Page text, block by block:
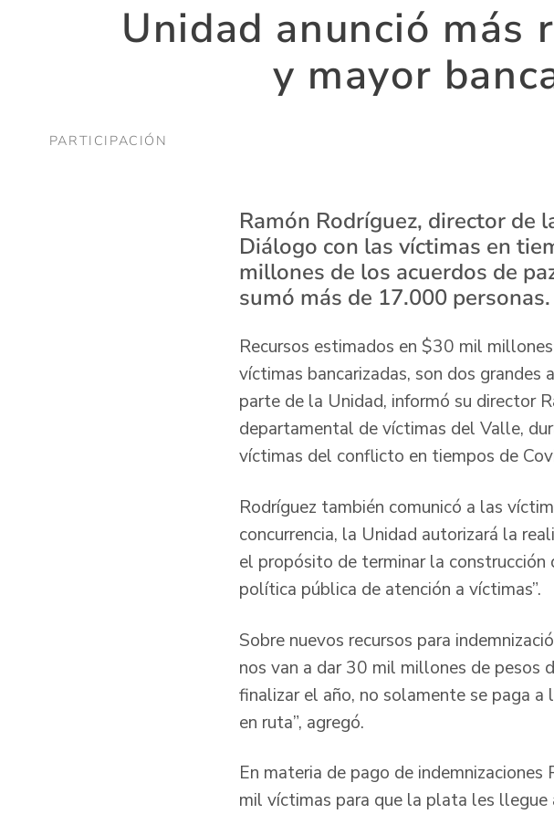
Unidad anunció más
y mayor
PARTICIPACIÓN
Ramón Rodríguez, director de
Diálogo con las víctimas en
millones de los acuerdos de
sumó más de 17.000 personas.
Recursos estimados en $30 mil
víctimas bancarizadas, son dos
parte de la Unidad, informó su director
departamental de víctimas del Valle,
víctimas del conflicto en tiempos de
Rodríguez también comunicó a las
concurrencia, la Unidad autorizará la
el propósito de terminar la
política pública de atención a víctimas”.
Sobre nuevos recursos para
nos van a dar 30 mil millones de pesos
finalizar el año, no solamente se paga
en ruta”, agregó.
En materia de pago de
mil víctimas para que la plata les llegue